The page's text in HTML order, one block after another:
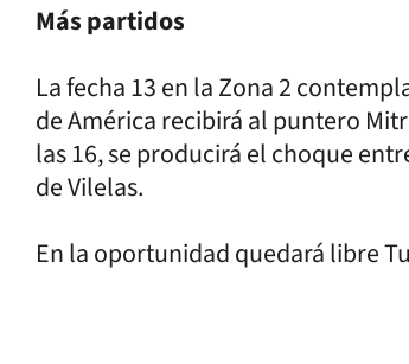
Más partidos
La fecha 13 en la Zona 2
de América recibirá al puntero
las 16, se producirá el choque
de Vilelas.
En la oportunidad quedará libre